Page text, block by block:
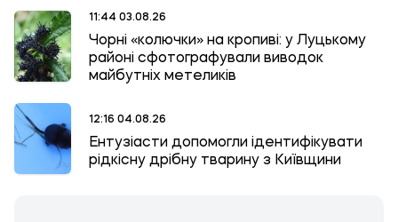
11:44 03.08.26
Чорні «колючки» на кропиві: у Луцькому
районі сфотографували виводок
майбутніх метеликів
12:16 04.08.26
Ентузіасти допомогли ідентифікувати
рідкісну дрібну тварину з Київщини